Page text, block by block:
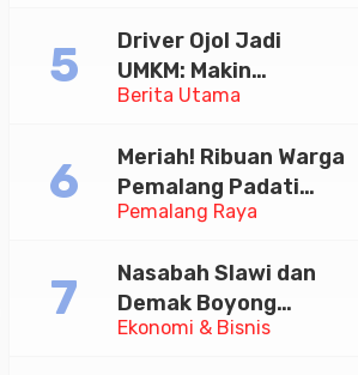
Berita Utama
Driver Ojol Jadi
UMKM: Makin
Sejahtera atau
Diskusi Paramadina
Pemalang Raya
Meriah! Ribuan Warga
Pemalang Padati
Kirab Festival Kamir
Ekonomi & Bisnis
Nasabah Slawi dan
Demak Boyong
Toyota Innova Zenix